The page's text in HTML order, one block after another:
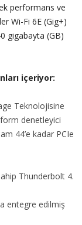
performans ve
Wi-Fi 6E (Gig+)
gigabayta (GB)
içeriyor:
Teknolojisine
denetleyici
44’e kadar PCIe
Thunderbolt 4.
entegre edilmiş